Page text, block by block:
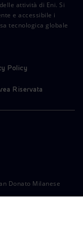
attività di Eni. Si
e accessibile i
tecnologica globale
Policy
Riservata
Donato Milanese